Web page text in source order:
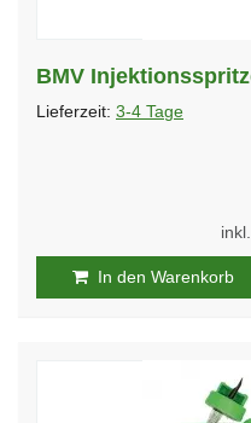
BMV
Lieferzeit: 3-4 Tage
In den Warenkorb